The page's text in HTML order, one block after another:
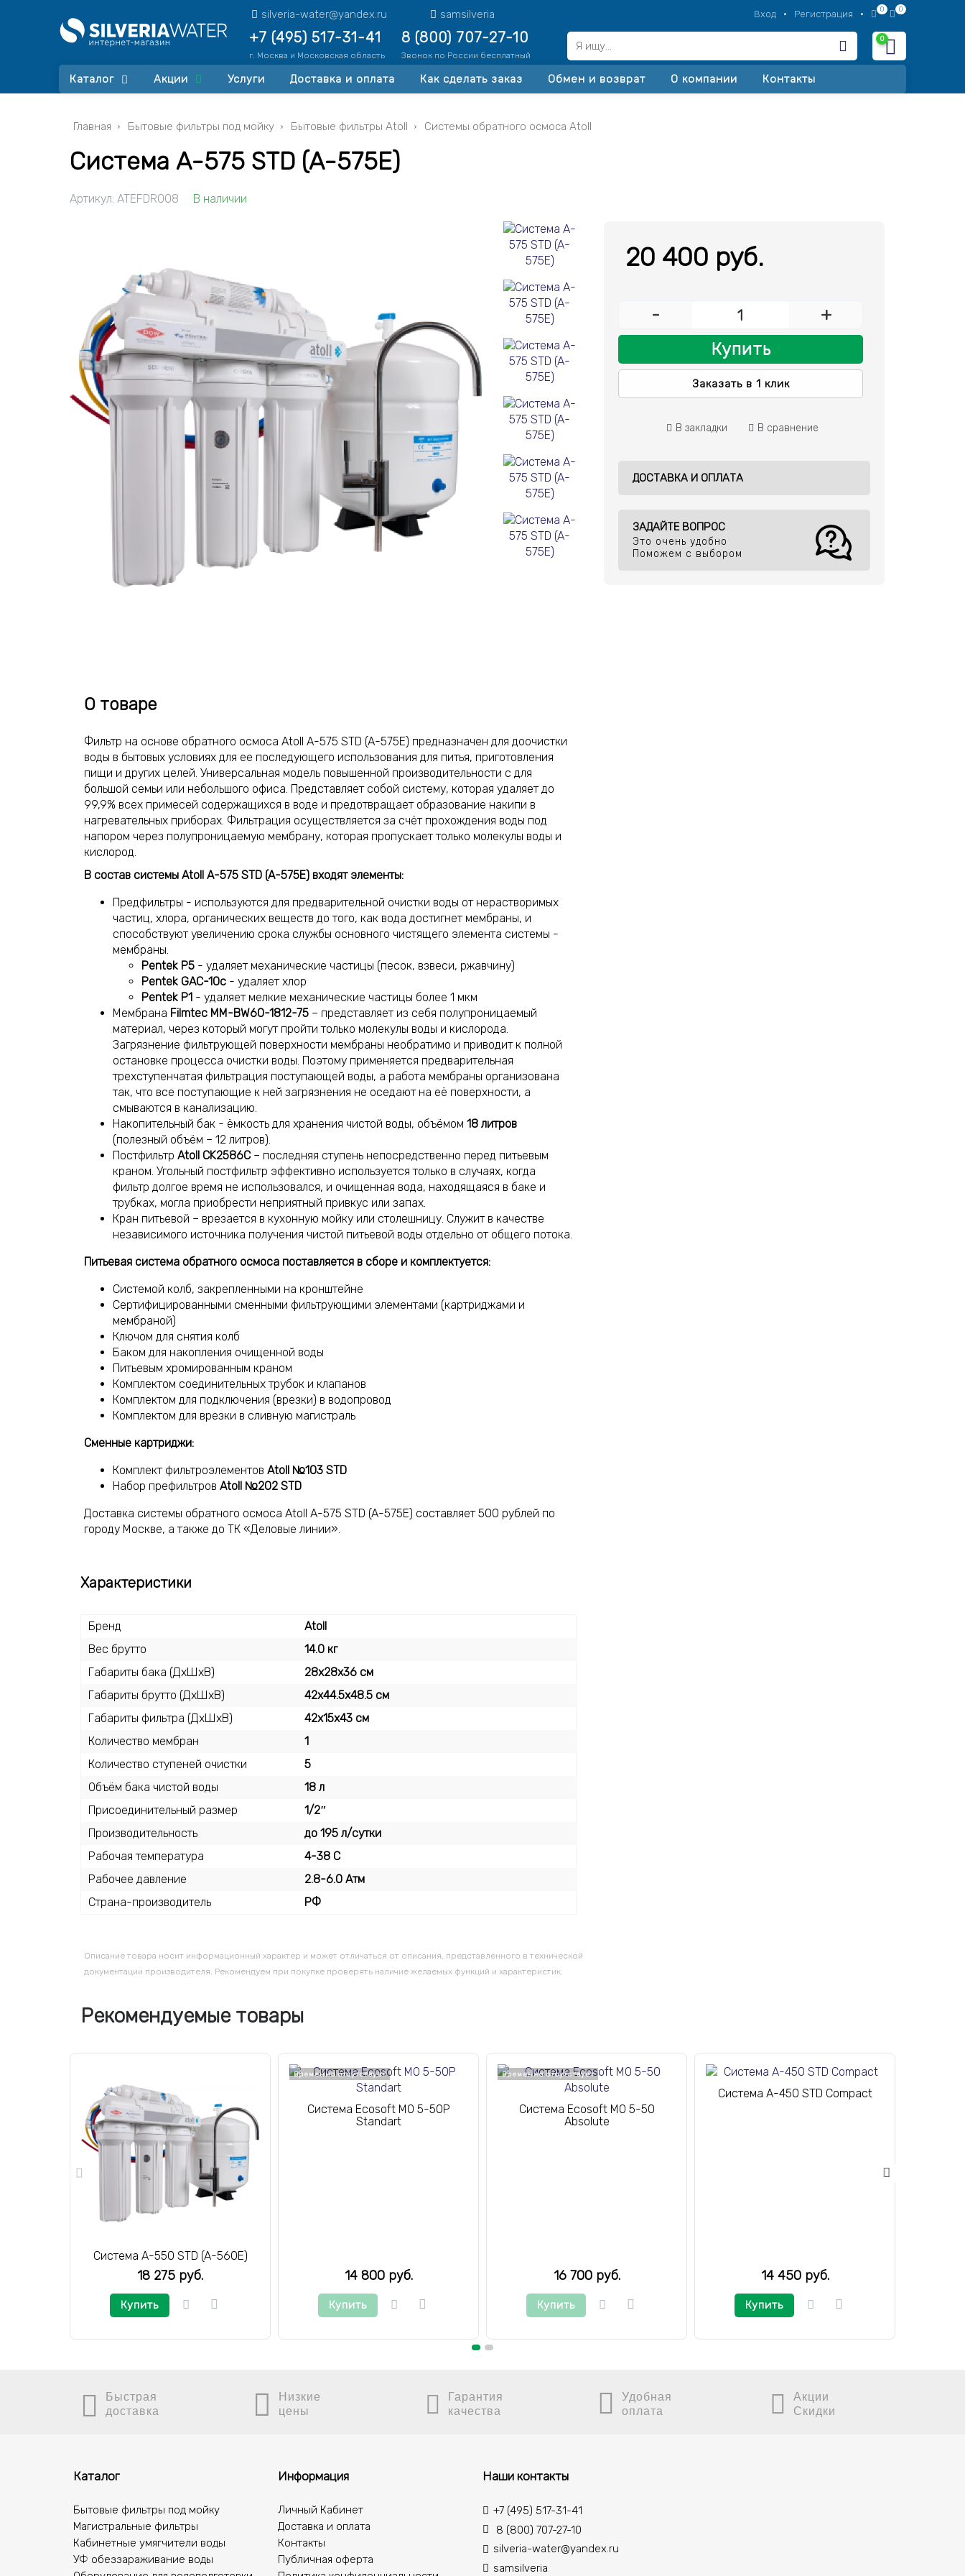
silveria-water@yandex.ru samsilveria Вход • Регистрация • 0 0
+7 (495) 517-31-41
г. Москва и Московская область
8 (800) 707-27-10
Звонок по России бесплатный
0
Каталог Акции Услуги Доставка и оплата Как сделать заказ Обмен и возврат О компании Контакты
Главная Бытовые фильтры под мойку Бытовые фильтры Atoll Системы обратного осмоса Atoll
Система A-575 STD (A-575E)
Артикул: ATEFDR008 В наличии
О товаре
Фильтр на основе обратного осмоса Atoll A-575 STD (A-575E) предназначен для доочистки
воды в бытовых условиях для ее последующего использования для питья, приготовления
пищи и других целей. Универсальная модель повышенной производительности с для
большой семьи или небольшого офиса. Представляет собой систему, которая удаляет до
99,9% всех примесей содержащихся в воде и предотвращает образование накипи в
нагревательных приборах. Фильтрация осуществляется за счёт прохождения воды под
напором через полупроницаемую мембрану, которая пропускает только молекулы воды и
кислород.
В состав системы Atoll A-575 STD (A-575E) входят элементы:
Предфильтры - используются для предварительной очистки воды от нерастворимых
частиц, хлора, органических веществ до того, как вода достигнет мембраны, и
способствуют увеличению срока службы основного чистящего элемента системы -
мембраны.
Pentek P5 - удаляет механические частицы (песок, взвеси, ржавчину)
Pentek GAC-10c - удаляет хлор
Pentek P1 - удаляет мелкие механические частицы более 1 мкм
Мембрана Filmtec MM-BW60-1812-75 – представляет из себя полупроницаемый
материал, через который могут пройти только молекулы воды и кислорода.
Загрязнение фильтрующей поверхности мембраны необратимо и приводит к полной
остановке процесса очистки воды. Поэтому применяется предварительная
трехступенчатая фильтрация поступающей воды, а работа мембраны организована
так, что все поступающие к ней загрязнения не оседают на её поверхности, а
смываются в канализацию.
Накопительный бак - ёмкость для хранения чистой воды, объёмом 18 литров
(полезный объём – 12 литров).
Постфильтр Atoll CK2586C – последняя ступень непосредственно перед питьевым
краном. Угольный постфильтр эффективно используется только в случаях, когда
фильтр долгое время не использовался, и очищенная вода, находящаяся в баке и
трубках, могла приобрести неприятный привкус или запах.
Кран питьевой – врезается в кухонную мойку или столешницу. Служит в качестве
независимого источника получения чистой питьевой воды отдельно от общего потока.
Питьевая система обратного осмоса поставляется в сборе и комплектуется:
Системой колб, закрепленными на кронштейне
Сертифицированными сменными фильтрующими элементами (картриджами и
мембраной)
Ключом для снятия колб
Баком для накопления очищенной воды
Питьевым хромированным краном
Комплектом соединительных трубок и клапанов
Комплектом для подключения (врезки) в водопровод
Комплектом для врезки в сливную магистраль
Сменные картриджи:
Комплект фильтроэлементов Atoll №103 STD
Набор префильтров Atoll №202 STD
Доставка системы обратного осмоса Atoll A-575 STD (A-575E) составляет 500 рублей по
городу Москве, а также до ТК «Деловые линии».
Характеристики
Бренд
Atoll
Вес брутто
14.0 кг
Габариты бака (ДхШхВ)
28х28х36 см
Габариты брутто (ДхШхВ)
42х44.5х48.5 см
Габариты фильтра (ДхШхВ)
42х15х43 см
Количество мембран
1
Количество ступеней очистки
5
Объём бака чистой воды
18 л
Присоединительный размер
1/2″
Производительность
до 195 л/сутки
Рабочая температура
4-38 С
Рабочее давление
2.8-6.0 Атм
Страна-производитель
РФ
Описание товара носит информационный характер и может отличаться от описания, представленного в технической
документации производителя. Рекомендуем при покупке проверять наличие желаемых функций и характеристик.
20 400 руб.
- +
Купить
Заказать в 1 клик
В закладки В сравнение
ДОСТАВКА И ОПЛАТА
ЗАДАЙТЕ ВОПРОС
Это очень удобно
Поможем с выбором
Рекомендуемые товары
Система A-550 STD (A-560E)
18 275 руб.
Купить
Временно отсутствует
Система Ecosoft MO 5-50P
Standart
14 800 руб.
Купить
Временно отсутствует
Система Ecosoft MO 5-50
Absolute
16 700 руб.
Купить
Система A-450 STD Compact
14 450 руб.
Купить
Быстрая
доставка
Низкие
цены
Гарантия
качества
Удобная
оплата
Акции
Скидки
Каталог
Бытовые фильтры под мойку
Магистральные фильтры
Кабинетные умягчители воды
УФ обеззараживание воды
Информация
Личный Кабинет
Доставка и оплата
Контакты
Публичная оферта
Наши контакты
+7 (495) 517-31-41
8 (800) 707-27-10
silveria-water@yandex.ru
samsilveria